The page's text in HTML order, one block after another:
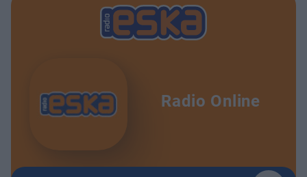
Radio Online